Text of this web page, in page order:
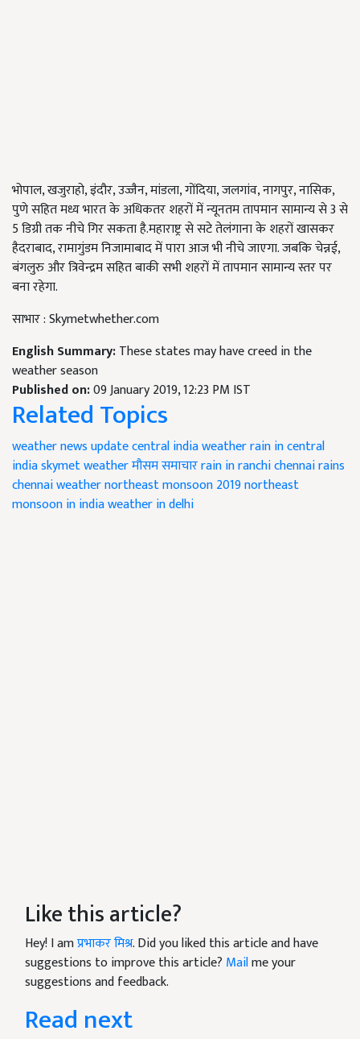
भोपाल, खजुराहो, इंदौर, उज्जैन, मांडला, गोंदिया, जलगांव, नागपुर, नासिक,
पुणे सहित मध्य भारत के अधिकतर शहरों में न्यूनतम तापमान सामान्य से 3 से
5 डिग्री तक नीचे गिर सकता है.महाराष्ट्र से सटे तेलंगाना के शहरों खासकर
हैदराबाद, रामागुंडम निजामाबाद में पारा आज भी नीचे जाएगा. जबकि चेन्नई,
बंगलुरु और त्रिवेन्द्रम सहित बाकी सभी शहरों में तापमान सामान्य स्तर पर
बना रहेगा.
साभार : Skymetwhether.com
English Summary:These states may have creed in the
weather season
Published on:09 January 2019, 12:23 PM IST
Related Topics
weather news updatecentral india weatherrain in central
indiaskymet weatherमौसम समाचारrain in ranchichennai rains
chennai weathernortheast monsoon 2019northeast
monsoon in indiaweather in delhi
Like this article?
Hey! I amप्रभाकर मिश्र. Did you liked this article and have
suggestions to improve this article? Mailme your
suggestions and feedback.
Read next